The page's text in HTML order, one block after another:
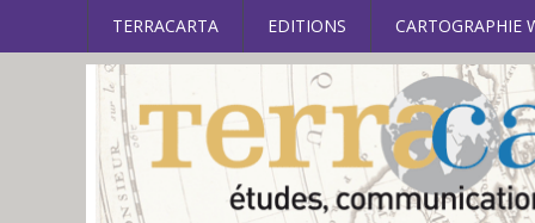
TERRACARTA EDITIONS CARTOGRAPHIE